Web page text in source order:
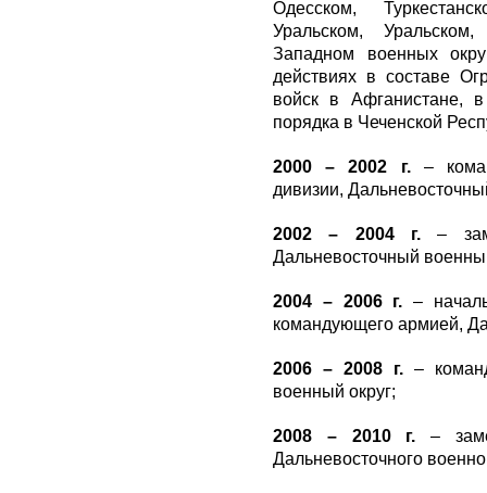
Одесском,
Уральском,
Западном военных
действиях в составе
войск в Афганистане, в
порядка в Чеченской
2000 – 2002 г.–
дивизии,
2002 – 2004 г. –
Дальневосточный
2004 – 2006 г. –
командующего армией,
2006 – 2008 г.–
военный округ;
2008 – 2010 г. –
Дальневосточного